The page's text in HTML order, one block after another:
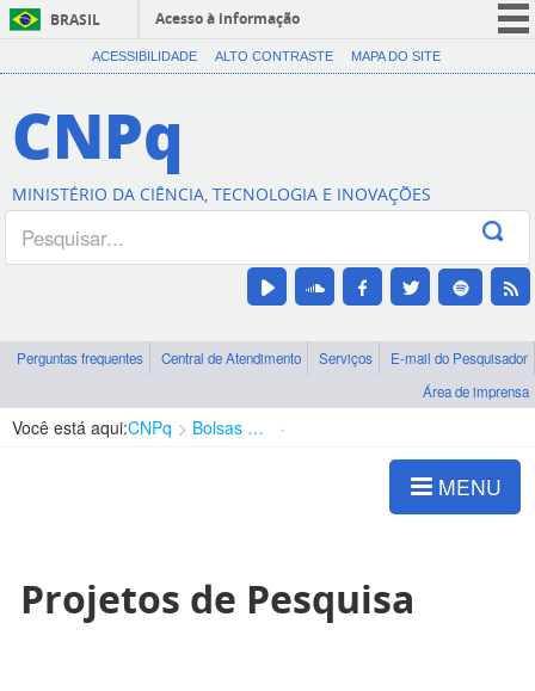
BRASIL
Acesso à informação
CORONAVÍRUS (COVID-19)
Canais
ACESSIBILIDADE ALTO CONTRASTE MAPA DO SITE
CNPq
MINISTÉRIO DA CIÊNCIA, TECNOLOGIA E INOVAÇÕES
Perguntas frequentes Central de Atendimento Serviços
E-mail do Pesquisador
Área de imprensa
Você está aqui:CNPq Bolsas e Auxílios Vigentes
MENU
Projetos de Pesquisa